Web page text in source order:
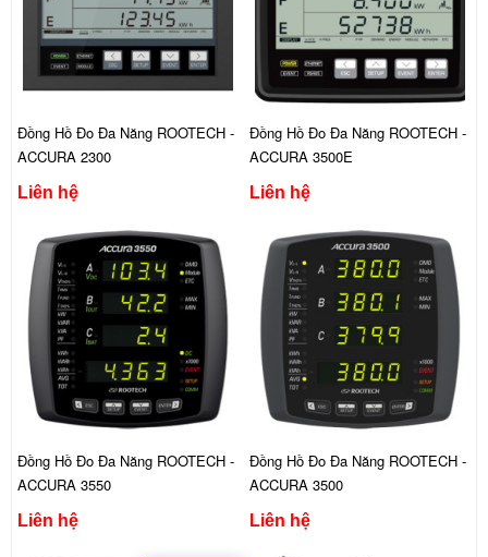
Đồng Hồ Đo Đa Năng ROOTECH -
ACCURA 2300
Liên hệ
Đồng Hồ Đo Đa Năng ROOTECH -
ACCURA 3500E
Liên hệ
Đồng Hồ Đo Đa Năng ROOTECH -
ACCURA 3550
Liên hệ
Đồng Hồ Đo Đa Năng ROOTECH -
ACCURA 3500
Liên hệ